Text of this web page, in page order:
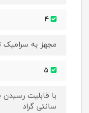
مجهز به سرامیک
سانتی گراد